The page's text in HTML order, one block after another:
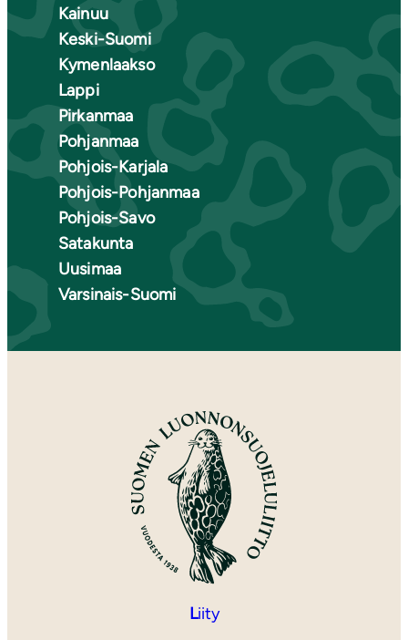
Kainuu
Keski-Suomi
Kymenlaakso
Lappi
Pirkanmaa
Pohjanmaa
Pohjois-Karjala
Pohjois-Pohjanmaa
Pohjois-Savo
Satakunta
Uusimaa
Varsinais-Suomi
Liity